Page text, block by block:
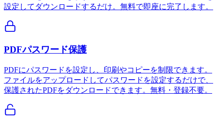
設定してダウンロードするだけ。無料で即座に完了します。
PDFパスワード保護
PDFにパスワードを設定し、印刷やコピーを制限できます。
ファイルをアップロードしてパスワードを設定するだけで、
保護されたPDFをダウンロードできます。無料・登録不要。